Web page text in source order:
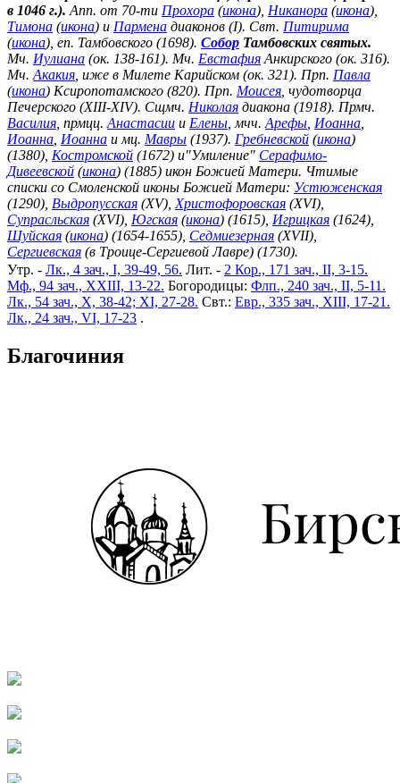
в 1046 г.). Апп. от 70-ти Прохора (икона), Никанора (икона),
Тимона (икона) и Пармена диаконов (I). Свт. Питирима
(икона), еп. Тамбовского (1698). Собор Тамбовских святых.
Мч. Иулиана (ок. 138-161). Мч. Евстафия Анкирского (ок. 316).
Мч. Акакия , иже в Милете Карийском (ок. 321). Прп. Павла
(икона) Ксиропотамского (820). Прп. Моисея , чудотворца
Печерского (XIII-XIV). Сщмч. Николая диакона (1918). Прмч.
Василия , прмцц. Анастасии и Елены , мчч. Арефы Иоанна
Иоанна Иоанна и мц. Мавры (1937). Гребневской (икона)
(1380), Костромской (1672) и"Умиление" Серафимо-
Дивеевской (икона) (1885) икон Божией Матери. Чтимые
списки со Смоленской иконы Божией Матери: Устюженская
(1290), Выдропусская (XV), Христофоровская (XVI),
Супрасльская (XVI), Югская (икона) (1615), Игрицкая (1624),
Шуйская (икона) (1654-1655), Седмиезерная (XVII),
Сергиевская (в Троице-Сергиевой Лавре) (1730).
Утр. - Лк., 4 зач., I, 39-49, 56. Лит. - 2 Кор., 171 зач., II, 3-15.
Мф., 94 зач., XXIII, 13-22. Богородицы: Флп., 240 зач., II, 5-11.
Лк., 54 зач., X, 38-42; XI, 27-28. Свт.: Евр., 335 зач., XIII, 17-21.
Лк., 24 зач., VI, 17-23 .
Благочиния